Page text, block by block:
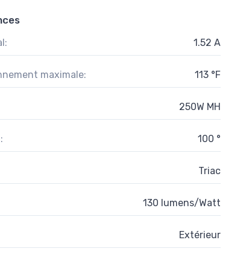
1.52 A
maximale: 113 °F
250W MH
100 °
Triac
130 lumens/Watt
Extérieur